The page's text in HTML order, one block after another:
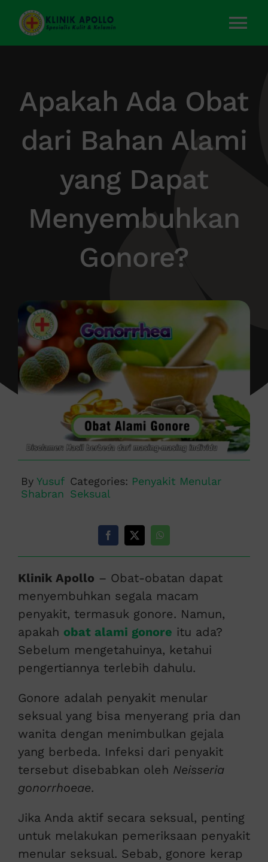
Skip
content
Layanan Kami
Tentang Kami
Kontak Kami
Apakah Ada Obat
dari Bahan Alami
yang Dapat
Menyembuhkan
Gonore?
By Yusuf
Shabran
Categories: Penyakit Menular
Seksual
Klinik Apollo – Obat-obatan dapat
menyembuhkan segala macam
penyakit, termasuk gonore. Namun,
apakah obat alami gonore itu ada?
Sebelum mengetahuinya, ketahui
pengertiannya terlebih dahulu.
Gonore adalah penyakit menular
seksual yang bisa menyerang pria dan
wanita dengan menimbulkan gejala
yang berbeda. Infeksi dari penyakit
tersebut disebabkan oleh Neisseria
gonorrhoeae.
Jika Anda aktif secara seksual, penting
untuk melakukan pemeriksaan penyakit
menular seksual. Sebab, gonore kerap